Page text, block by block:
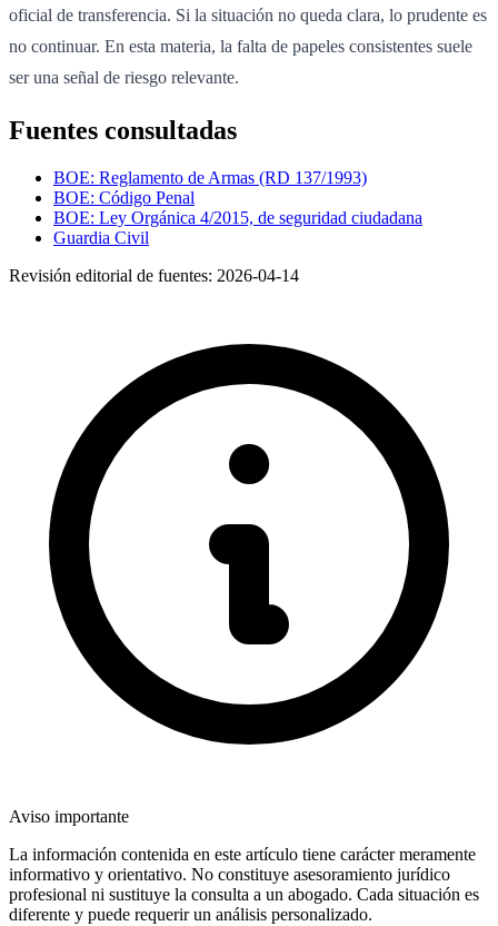
oficial de transferencia. Si la situación no queda clara, lo prudente es
no continuar. En esta materia, la falta de papeles consistentes suele
ser una señal de riesgo relevante.
Fuentes consultadas
BOE: Reglamento de Armas (RD 137/1993)
BOE: Código Penal
BOE: Ley Orgánica 4/2015, de seguridad ciudadana
Guardia Civil
Revisión editorial de fuentes: 2026-04-14
Aviso importante
La información contenida en este artículo tiene carácter meramente
informativo y orientativo. No constituye asesoramiento jurídico
profesional ni sustituye la consulta a un abogado. Cada situación es
diferente y puede requerir un análisis personalizado.